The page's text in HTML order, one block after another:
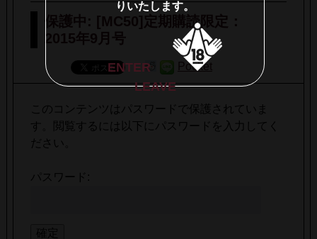
保護中: [MC50]定期購読限定：
2015年9月号
Pocket
このコンテンツはパスワードで保護されていま
す。閲覧するには以下にパスワードを入力してく
ださい。
パスワード:
りいたします。
ENTER
LEAVE